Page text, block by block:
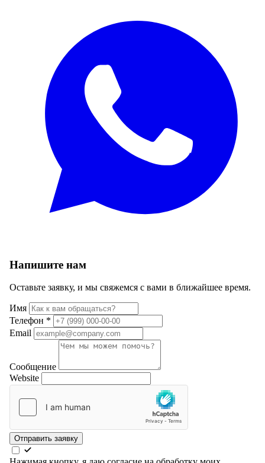
Напишите нам
Оставьте заявку, и мы свяжемся с вами в ближайшее время.
Имя
Телефон *
Email
Сообщение
Website
Отправить заявку